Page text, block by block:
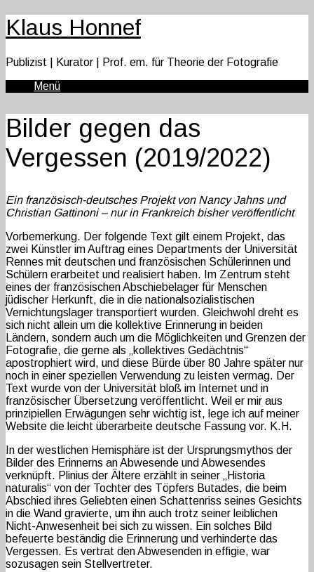
Klaus Honnef
Publizist | Kurator | Prof. em. für Theorie der Fotografie
Menü
Bilder gegen das
Vergessen (2019/2022)
Ein französisch-deutsches Projekt von Nancy Jahns und
Christian Gattinoni – nur in Frankreich bisher veröffentlicht
Vorbemerkung. Der folgende Text gilt einem Projekt, das
zwei Künstler im Auftrag eines Departments der Universität
Rennes mit deutschen und französischen Schülerinnen und
Schülern erarbeitet und realisiert haben. Im Zentrum steht
eines der französischen Abschiebelager für Menschen
jüdischer Herkunft, die in die nationalsozialistischen
Vernichtungslager transportiert wurden. Gleichwohl dreht es
sich nicht allein um die kollektive Erinnerung in beiden
Ländern, sondern auch um die Möglichkeiten und Grenzen der
Fotografie, die gerne als „kollektives Gedächtnis“
apostrophiert wird, und diese Bürde über 80 Jahre später nur
noch in einer speziellen Verwendung zu leisten vermag. Der
Text wurde von der Universität bloß im Internet und in
französischer Übersetzung veröffentlicht. Weil er mir aus
prinzipiellen Erwägungen sehr wichtig ist, lege ich auf meiner
Website die leicht überarbeite deutsche Fassung vor. K.H.
In der westlichen Hemisphäre ist der Ursprungsmythos der
Bilder des Erinnerns an Abwesende und Abwesendes
verknüpft. Plinius der Ältere erzählt in seiner „Historia
naturalis“ von der Tochter des Töpfers Butades, die beim
Abschied ihres Geliebten einen Schattenriss seines Gesichts
in die Wand gravierte, um ihn auch trotz seiner leiblichen
Nicht-Anwesenheit bei sich zu wissen. Ein solches Bild
befeuerte beständig die Erinnerung und verhinderte das
Vergessen. Es vertrat den Abwesenden in effigie, war
sozusagen sein Stellvertreter.